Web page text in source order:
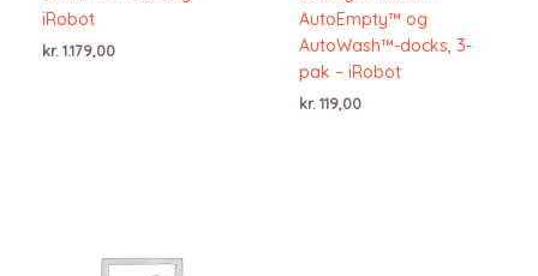
iRobot
kr. 1.179,00
AutoEmpty™ og
AutoWash™-docks, 3-
pak – iRobot
kr. 119,00